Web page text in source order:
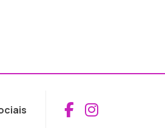
Aceder ao
Aceder